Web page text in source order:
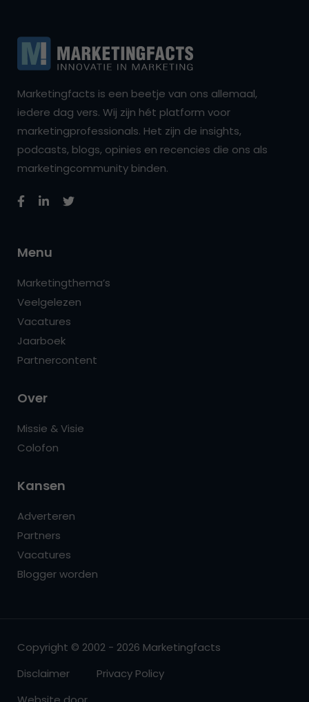
Marketingfacts is een beetje van ons allemaal,
iedere dag vers. Wij zijn hét platform voor
marketingprofessionals. Het zijn de insights,
podcasts, blogs, opinies en recencies die ons als
marketingcommunity binden.
Menu
Marketingthema’s
Veelgelezen
Vacatures
Jaarboek
Partnercontent
Over
Missie & Visie
Colofon
Kansen
Adverteren
Partners
Vacatures
Blogger worden
Copyright © 2002 - 2026 Marketingfacts
Disclaimer
Privacy Policy